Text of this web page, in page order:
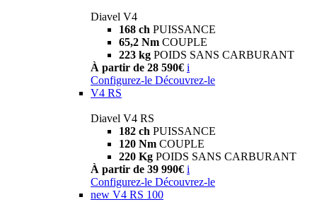
Diavel V4
168 ch PUISSANCE
65,2 Nm COUPLE
223 kg POIDS SANS CARBURANT
À partir de 28 590€ i
Configurez-le Découvrez-le
V4 RS
Diavel V4 RS
182 ch PUISSANCE
120 Nm COUPLE
220 Kg POIDS SANS CARBURANT
À partir de 39 990€ i
Configurez-le Découvrez-le
new V4 RS 100